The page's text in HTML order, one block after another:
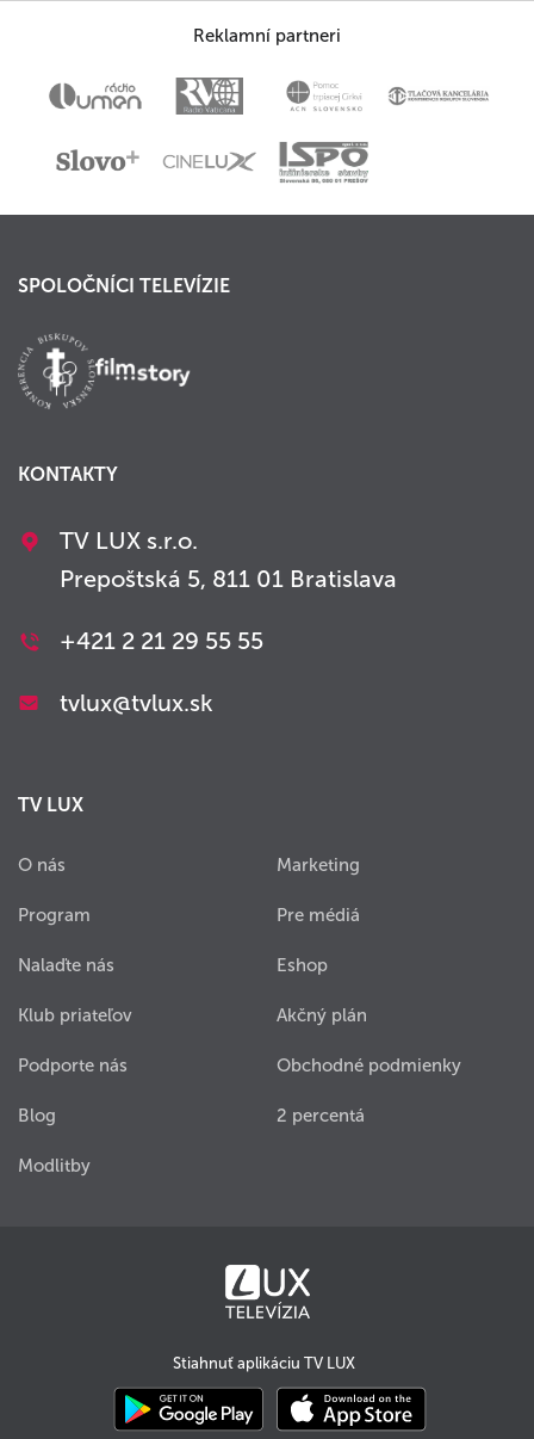
Reklamní partneri
SPOLOČNÍCI TELEVÍZIE
KONTAKTY
TV LUX s.r.o.
Prepoštská 5, 811 01 Bratislava
+421 2 21 29 55 55
tvlux@tvlux.sk
TV LUX
O nás
Program
Nalaďte nás
Klub priateľov
Podporte nás
Blog
Modlitby
Marketing
Pre médiá
Eshop
Akčný plán
Obchodné podmienky
2 percentá
Stiahnuť aplikáciu TV LUX